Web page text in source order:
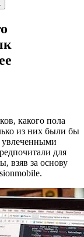
какого пола
из них были бы
увлеченными
для
взяв за основу